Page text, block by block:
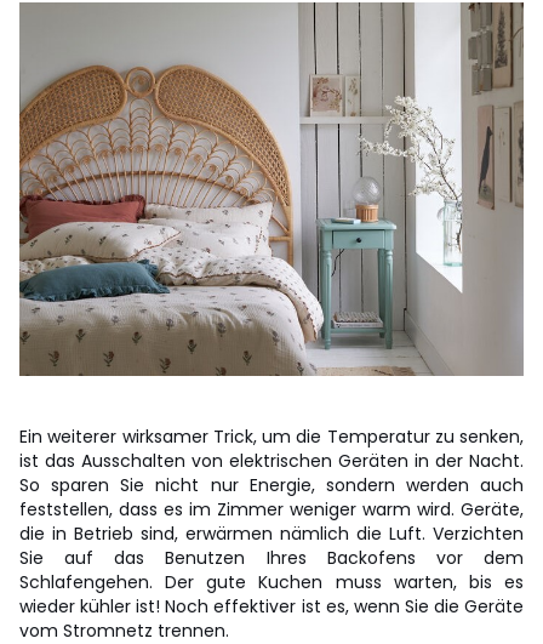
Ein weiterer wirksamer Trick, um die Temperatur zu senken,
ist das Ausschalten von elektrischen Geräten in der Nacht.
So sparen Sie nicht nur Energie, sondern werden auch
feststellen, dass es im Zimmer weniger warm wird. Geräte,
die in Betrieb sind, erwärmen nämlich die Luft. Verzichten
Sie auf das Benutzen Ihres Backofens vor dem
Schlafengehen. Der gute Kuchen muss warten, bis es
wieder kühler ist! Noch effektiver ist es, wenn Sie die Geräte
vom Stromnetz trennen.